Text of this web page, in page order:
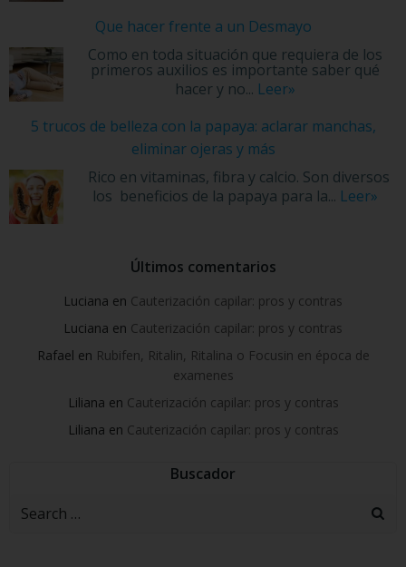
Que hacer frente a un Desmayo
Como en toda situación que requiera de los
primeros auxilios es importante saber qué
hacer y no... Leer»
5 trucos de belleza con la papaya: aclarar manchas,
eliminar ojeras y más
Rico en vitaminas, fibra y calcio. Son diversos
los beneficios de la papaya para la... Leer»
Últimos comentarios
Luciana en Cauterización capilar: pros y contras
Luciana en Cauterización capilar: pros y contras
Rafael en Rubifen, Ritalin, Ritalina o Focusin en época de
examenes
Liliana en Cauterización capilar: pros y contras
Liliana en Cauterización capilar: pros y contras
Buscador
Search